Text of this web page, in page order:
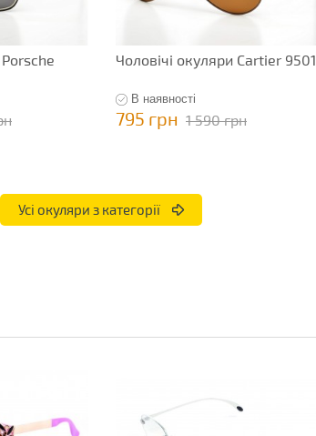
Чоловічі окуляри Cartier 9501
В наявності
795 грн 1 590 грн
Усі окуляри з категорії